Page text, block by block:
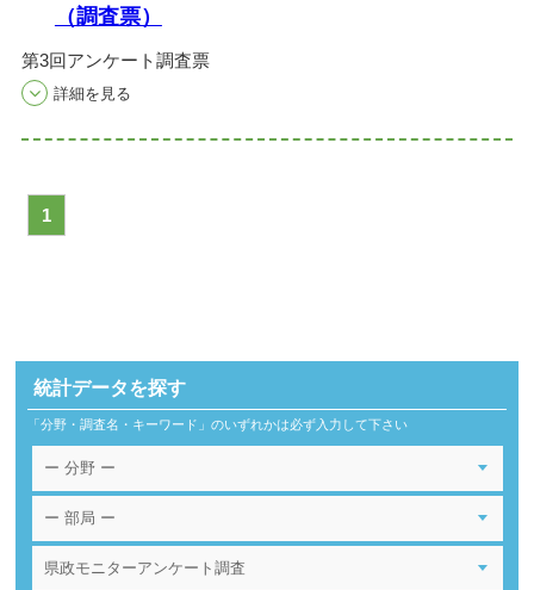
（調査票）
第3回アンケート調査票
1
統計データを探す
「分野・調査名・キーワード」のいずれかは必ず入力して下さい